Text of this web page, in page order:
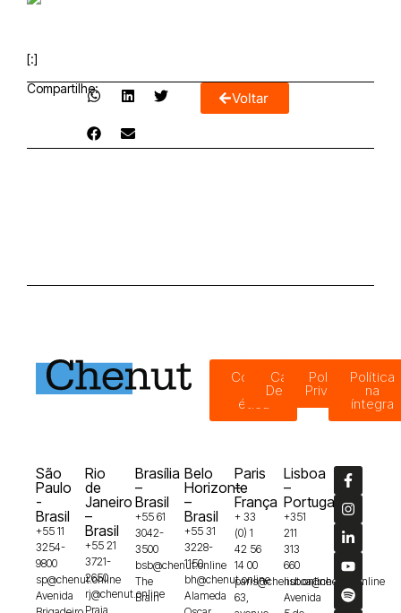
[:]
Compartilhe:
Voltar
Código
ética
Canal de
Denúncias
Política de
Privacidade
Política
na
íntegra
São
Paulo
-
Brasil
+55 11
3254-
9800
sp@chenut.online
Avenida
Rio
de
Janeiro
–
Brasil
+55 21
3721-
2650
rj@chenut.online
Praia
Brasília
–
Brasil
+55 61
3042-
3500
bsb@chenut.online
The
Brain
Belo
Horizonte
–
Brasil
+55 31
3228-
1150
bh@chenut.online
Alameda
Paris
–
França
+ 33
(0) 1
42 56
14 00
paris@chenut.online
63,
Lisboa
–
Portugal
+351
211
313
660
lisboa@chenut.online
Avenida